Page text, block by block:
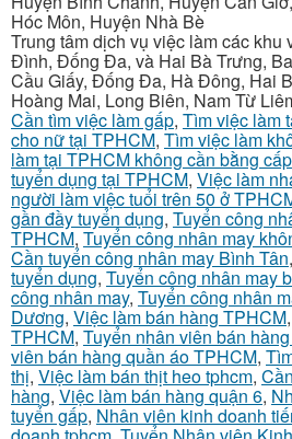
Hóc Môn, Huyện Nhà Bè
Trung tâm dịch vụ việc làm các khu
Đình, Đống Đa, và Hai Bà Trưng,
Cầu Giấy, Đống Đa, Hà Đông, Hai
Hoàng Mai, Long Biên, Nam Từ
Cần tìm việc làm gấp, Tìm việc làm
cho nữ tại TPHCM, Tìm việc làm
làm tại TPHCM không cần bằng cấp
tuyển dụng tại TPHCM, Việc làm
người làm việc tuổi trên 50 ở
gần đầy tuyển dụng, Tuyển công
TPHCM, Tuyển công nhân may
Cần tuyển công nhân may Bình Tân,
tuyển dụng, Tuyển công nhân may
công nhân may, Tuyển công nhân
Dương, Việc làm bán hàng TPHCM,
TPHCM, Tuyển nhân viên bán
viên bán hàng quần áo TPHCM,
thị, Việc làm bán thịt heo tphcm,
hàng, Việc làm bán hàng quận 6,
tuyển gấp, Nhân viên kinh doanh